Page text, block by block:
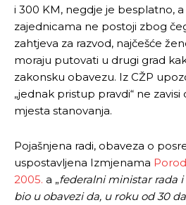
i 300 KM, negdje je besplatno,
zajednicama ne postoji zbog
zahtjeva za razvod, najčešće
moraju putovati u drugi grad
zakonsku obavezu. Iz CŽP
„jednak pristup pravdi“ ne
mjesta stanovanja.
Pojašnjena radi, obaveza o
uspostavljena Izmjenama
2005. a „federalni ministar rada
bio u obavezi da, u roku od 30